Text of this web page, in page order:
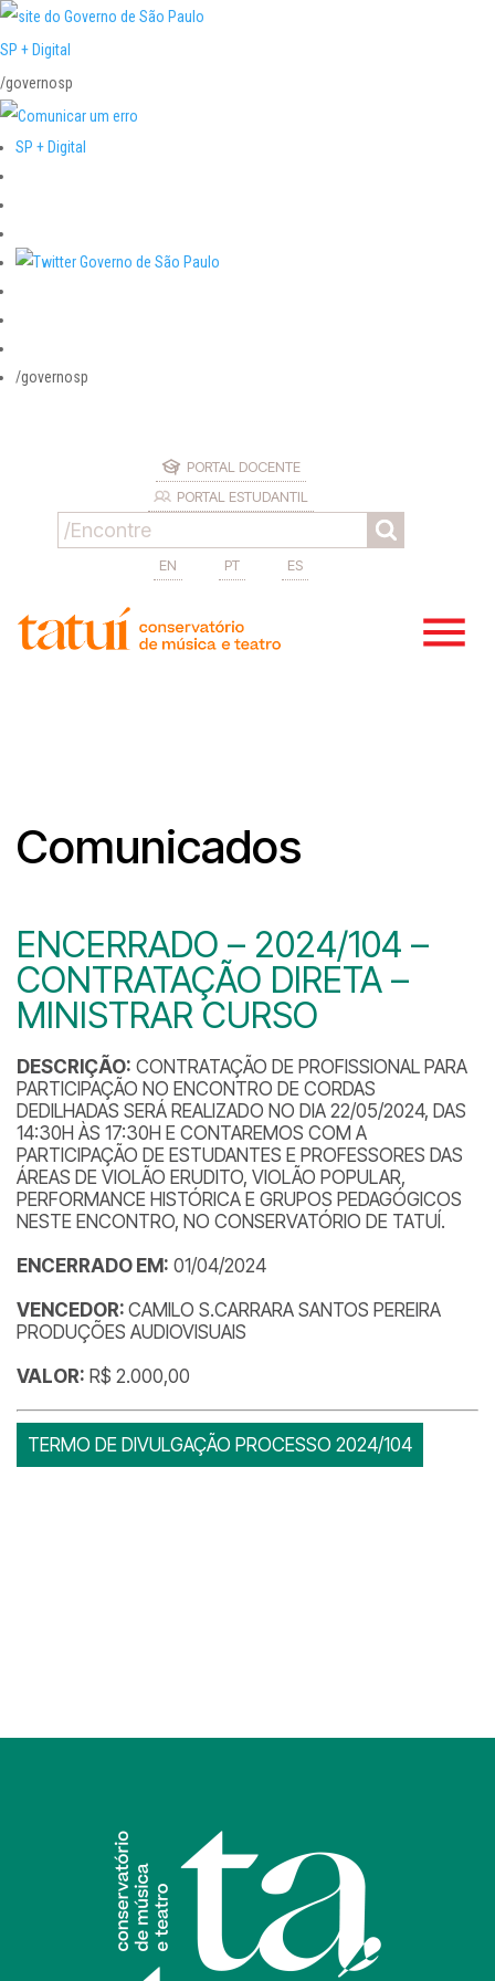
SP + Digital
/governosp
SP + Digital
/governosp
PORTAL DOCENTE
PORTAL ESTUDANTIL
EN PT ES
Comunicados
ENCERRADO – 2024/104 –
CONTRATAÇÃO DIRETA –
MINISTRAR CURSO
DESCRIÇÃO: CONTRATAÇÃO DE PROFISSIONAL PARA
PARTICIPAÇÃO NO ENCONTRO DE CORDAS
DEDILHADAS SERÁ REALIZADO NO DIA 22/05/2024, DAS
14:30H ÀS 17:30H E CONTAREMOS COM A
PARTICIPAÇÃO DE ESTUDANTES E PROFESSORES DAS
ÁREAS DE VIOLÃO ERUDITO, VIOLÃO POPULAR,
PERFORMANCE HISTÓRICA E GRUPOS PEDAGÓGICOS
NESTE ENCONTRO, NO CONSERVATÓRIO DE TATUÍ.
ENCERRADO EM: 01/04/2024
VENCEDOR: CAMILO S.CARRARA SANTOS PEREIRA
PRODUÇÕES AUDIOVISUAIS
VALOR: R$ 2.000,00
TERMO DE DIVULGAÇÃO PROCESSO 2024/104